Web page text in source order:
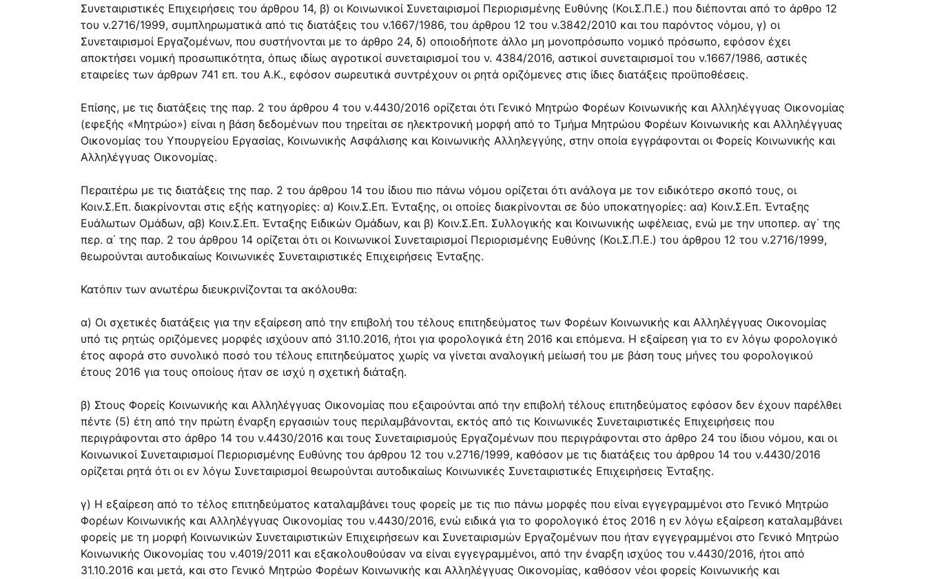
Συνεταιριστικές Επιχειρήσεις του άρθρου 14, β) οι Κοινωνικοί Συνεταιρισμοί Περιορισμένης Ευθύνης (Κοι.Σ.Π.Ε.) που διέπονται από το άρθρο 12
του ν.2716/1999, συμπληρωματικά από τις διατάξεις του ν.1667/1986, του άρθρου 12 του ν.3842/2010 και του παρόντος νόμου, γ) οι
Συνεταιρισμοί Εργαζομένων, που συστήνονται με το άρθρο 24, δ) οποιοδήποτε άλλο μη μονοπρόσωπο νομικό πρόσωπο, εφόσον έχει
αποκτήσει νομική προσωπικότητα, όπως ιδίως αγροτικοί συνεταιρισμοί του ν. 4384/2016, αστικοί συνεταιρισμοί του ν.1667/1986, αστικές
εταιρείες των άρθρων 741 επ. του Α.Κ., εφόσον σωρευτικά συντρέχουν οι ρητά οριζόμενες στις ίδιες διατάξεις προϋποθέσεις.
Επίσης, με τις διατάξεις της παρ. 2 του άρθρου 4 του ν.4430/2016 ορίζεται ότι Γενικό Μητρώο Φορέων Κοινωνικής και Αλληλέγγυας Οικονομίας
(εφεξής «Μητρώο») είναι η βάση δεδομένων που τηρείται σε ηλεκτρονική μορφή από το Τμήμα Μητρώου Φορέων Κοινωνικής και Αλληλέγγυας
Οικονομίας του Υπουργείου Εργασίας, Κοινωνικής Ασφάλισης και Κοινωνικής Αλληλεγγύης, στην οποία εγγράφονται οι Φορείς Κοινωνικής και
Αλληλέγγυας Οικονομίας.
Περαιτέρω με τις διατάξεις της παρ. 2 του άρθρου 14 του ίδιου πιο πάνω νόμου ορίζεται ότι ανάλογα με τον ειδικότερο σκοπό τους, οι
Κοιν.Σ.Επ. διακρίνονται στις εξής κατηγορίες: α) Κοιν.Σ.Επ. Ένταξης, οι οποίες διακρίνονται σε δύο υποκατηγορίες: αα) Κοιν.Σ.Επ. Ένταξης
Ευάλωτων Ομάδων, αβ) Κοιν.Σ.Επ. Ένταξης Ειδικών Ομάδων, και β) Κοιν.Σ.Επ. Συλλογικής και Κοινωνικής ωφέλειας, ενώ με την υποπερ. αγ΄ της
περ. α΄ της παρ. 2 του άρθρου 14 ορίζεται ότι οι Κοινωνικοί Συνεταιρισμοί Περιορισμένης Ευθύνης (Κοι.Σ.Π.Ε.) του άρθρου 12 του ν.2716/1999,
θεωρούνται αυτοδικαίως Κοινωνικές Συνεταιριστικές Επιχειρήσεις Ένταξης.
Κατόπιν των ανωτέρω διευκρινίζονται τα ακόλουθα:
α) Οι σχετικές διατάξεις για την εξαίρεση από την επιβολή του τέλους επιτηδεύματος των Φορέων Κοινωνικής και Αλληλέγγυας Οικονομίας
υπό τις ρητώς οριζόμενες μορφές ισχύουν από 31.10.2016, ήτοι για φορολογικά έτη 2016 και επόμενα. Η εξαίρεση για το εν λόγω φορολογικό
έτος αφορά στο συνολικό ποσό του τέλους επιτηδεύματος χωρίς να γίνεται αναλογική μείωσή του με βάση τους μήνες του φορολογικού
έτους 2016 για τους οποίους ήταν σε ισχύ η σχετική διάταξη.
β) Στους Φορείς Κοινωνικής και Αλληλέγγυας Οικονομίας που εξαιρούνται από την επιβολή τέλους επιτηδεύματος εφόσον δεν έχουν παρέλθει
πέντε (5) έτη από την πρώτη έναρξη εργασιών τους περιλαμβάνονται, εκτός από τις Κοινωνικές Συνεταιριστικές Επιχειρήσεις που
περιγράφονται στο άρθρο 14 του ν.4430/2016 και τους Συνεταιρισμούς Εργαζομένων που περιγράφονται στο άρθρο 24 του ίδιου νόμου, και οι
Κοινωνικοί Συνεταιρισμοί Περιορισμένης Ευθύνης του άρθρου 12 του ν.2716/1999, καθόσον με τις διατάξεις του άρθρου 14 του ν.4430/2016
ορίζεται ρητά ότι οι εν λόγω Συνεταιρισμοί θεωρούνται αυτοδικαίως Κοινωνικές Συνεταιριστικές Επιχειρήσεις Ένταξης.
γ) Η εξαίρεση από το τέλος επιτηδεύματος καταλαμβάνει τους φορείς με τις πιο πάνω μορφές που είναι εγγεγραμμένοι στο Γενικό Μητρώο
Φορέων Κοινωνικής και Αλληλέγγυας Οικονομίας του ν.4430/2016, ενώ ειδικά για το φορολογικό έτος 2016 η εν λόγω εξαίρεση καταλαμβάνει
φορείς με τη μορφή Κοινωνικών Συνεταιριστικών Επιχειρήσεων και Συνεταιρισμών Εργαζομένων που ήταν εγγεγραμμένοι στο Γενικό Μητρώο
Κοινωνικής Οικονομίας του ν.4019/2011 και εξακολουθούσαν να είναι εγγεγραμμένοι, από την έναρξη ισχύος του ν.4430/2016, ήτοι από
31.10.2016 και μετά, και στο Γενικό Μητρώο Φορέων Κοινωνικής και Αλληλέγγυας Οικονομίας, καθόσον νέοι φορείς Κοινωνικής και